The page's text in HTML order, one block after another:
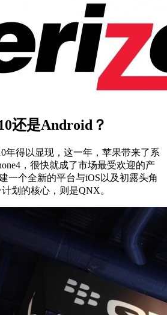
还是Android？
年得以显现，这一年，苹果带来了系
，很快就成了市场最受欢迎的产
一个全新的平台与iOS以及初露头角
划的核心，则是QNX。